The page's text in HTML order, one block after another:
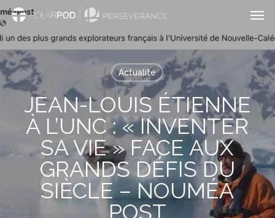
Passer
au
contenu
principal
Actualité
JEAN-LOUIS ÉTIENNE
À L’UNC : « INVENTER
SA VIE » FACE AUX
GRANDS DÉFIS DU
SIÈCLE – NOUMÉA
POST